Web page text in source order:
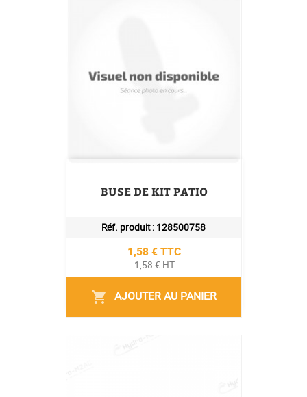
BUSE DE KIT PATIO
Réf. produit : 128500758
Prix
1,58 € TTC
1,58 € HT
shopping_cart AJOUTER AU PANIER